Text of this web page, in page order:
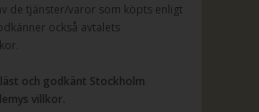
de tjänster/varor som köpts enligt
också avtalets
läst och godkänt Stockholm
villkor.